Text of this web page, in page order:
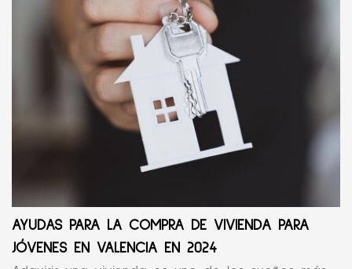
AYUDAS PARA LA COMPRA DE VIVIENDA PARA
JÓVENES EN VALENCIA EN 2024